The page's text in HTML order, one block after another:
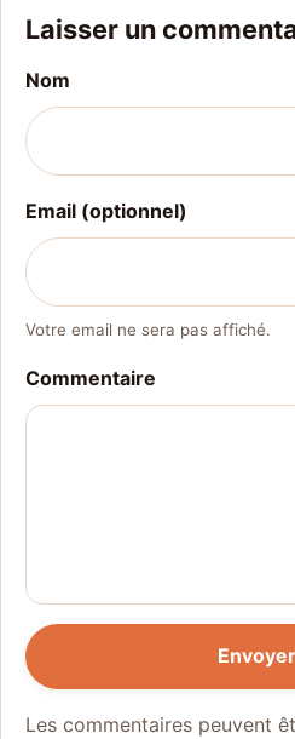
Laisser un
Nom
Email (optionnel)
Votre email ne sera pas affiché.
Commentaire
Envoyer
Les commentaires peuvent